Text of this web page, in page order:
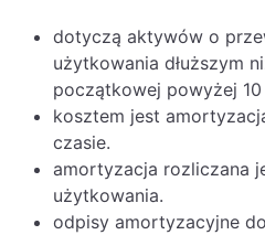
dotyczą aktywów o
użytkowania dłuższym
początkowej powyżej 10
kosztem jest
czasie.
amortyzacja rozliczana
użytkowania.
odpisy amortyzacyjne